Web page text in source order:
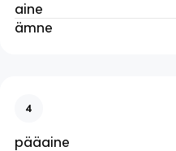
aine
ämne
4
pääaine